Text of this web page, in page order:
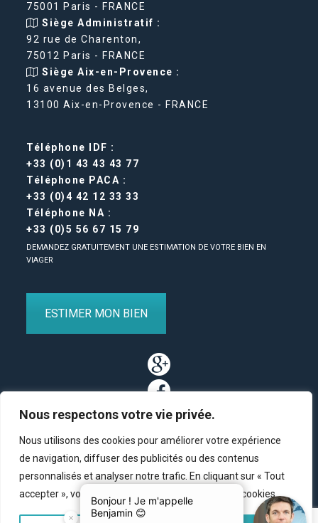
Nous respectons votre vie privée.
Nous utilisons des cookies pour améliorer votre expérience
de navigation, diffuser des publicités ou des contenus
personnalisés et analyser notre trafic. En cliquant sur « Tout
accepter », vous consentez à notre utilisation des cookies.
75001 Paris - FRANCE
Siège Administratif :
92 rue de Charenton,
75012 Paris - FRANCE
Siège Aix-en-Provence :
16 avenue des Belges,
13100 Aix-en-Provence - FRANCE
Téléphone IDF :
+33 (0)1 43 43 43 77
Téléphone PACA :
+33 (0)4 42 12 33 33
Téléphone NA :
+33 (0)5 56 67 15 79
DEMANDEZ GRATUITEMENT UNE ESTIMATION DE VOTRE BIEN EN
VIAGER
ESTIMER MON BIEN
Partenaires Contact
© Copyright 2011-2020 BM Finance, tous droits réservés.